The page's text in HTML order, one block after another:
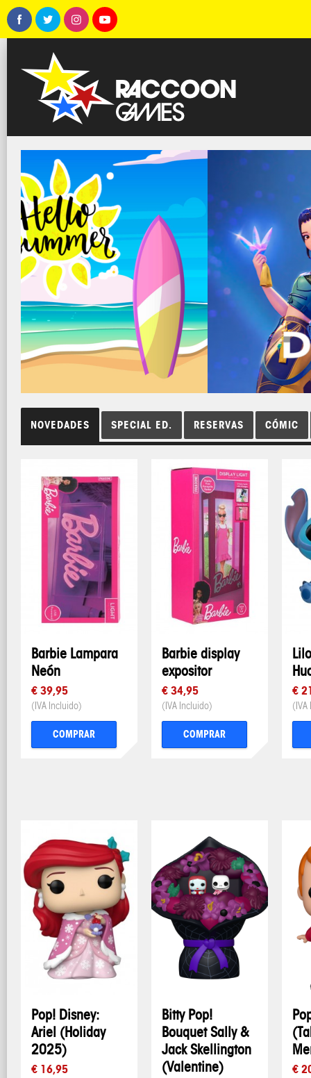
NOVEDADES SPECIAL ED. RESERVAS CÓMIC
Barbie Lampara
Neón
€ 39,95
(IVA Incluido)
COMPRAR
Barbie display
expositor
€ 34,95
(IVA Incluido)
COMPRAR
€
Pop! Disney:
Ariel (Holiday
2025)
€ 16,95
Bitty Pop!
Bouquet Sally &
Jack Skellington
(Valentine)
€